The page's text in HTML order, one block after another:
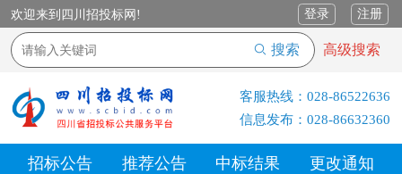
欢迎来到四川招投标网! 登录 注册
搜索 高级搜索
客服热线： 028-86522636
信息发布： 028-86632360
招标公告 推荐公告 中标结果 更改通知